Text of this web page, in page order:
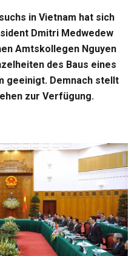
in Vietnam hat sich
Dmitri Medwedew
Amtskollegen Nguyen
des Baus eines
geeinigt. Demnach stellt
zur Verfügung.